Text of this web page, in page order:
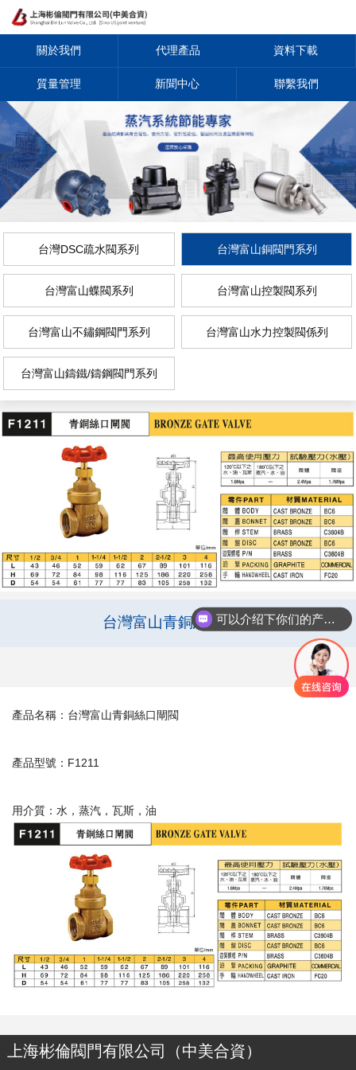
關於我們 代理產品 資料下載
質量管理 新聞中心 聯繫我們
台灣DSC疏水閥系列 台灣富山銅閥門系列
台灣富山蝶閥系列 台灣富山控製閥系列
台灣富山不鏽鋼閥門系列 台灣富山水力控製閥係列
台灣富山鑄鐵/鑄鋼閥門系列
台灣富山青銅絲口閘閥
產品名稱：台灣富山青銅絲口閘閥
產品型號：F1211
用介質：水，蒸汽，瓦斯，油
上海彬倫閥門有限公司（中美合資）
可以介绍下你们的产品么